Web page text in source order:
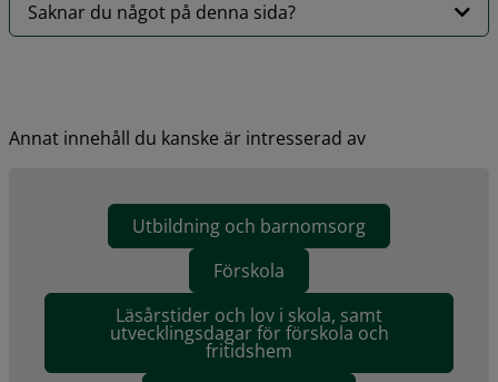
Saknar du något på denna sida?
Annat innehåll du kanske är intresserad av
Utbildning och barnomsorg
Förskola
Läsårstider och lov i skola, samt
utvecklingsdagar för förskola och
fritidshem